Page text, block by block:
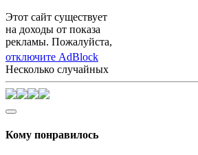
Этот сайт существует
на доходы от показа
рекламы. Пожалуйста,
отключите AdBlock
Несколько случайных
Кому понравилось